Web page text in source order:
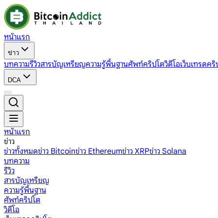
หน้าแรก
ข่าว
บทความรีวิวสารบัญเหรียญความรู้พื้นฐานศัพท์คริปโตวิดีโอเว็บเทรดค
DCA
หน้าแรก
ข่าว
ข่าวทั้งหมดข่าว Bitcoinข่าว Ethereumข่าว XRPข่าว Solana
บทความ
รีวิว
สารบัญเหรียญ
ความรู้พื้นฐาน
ศัพท์คริปโต
วิดีโอ